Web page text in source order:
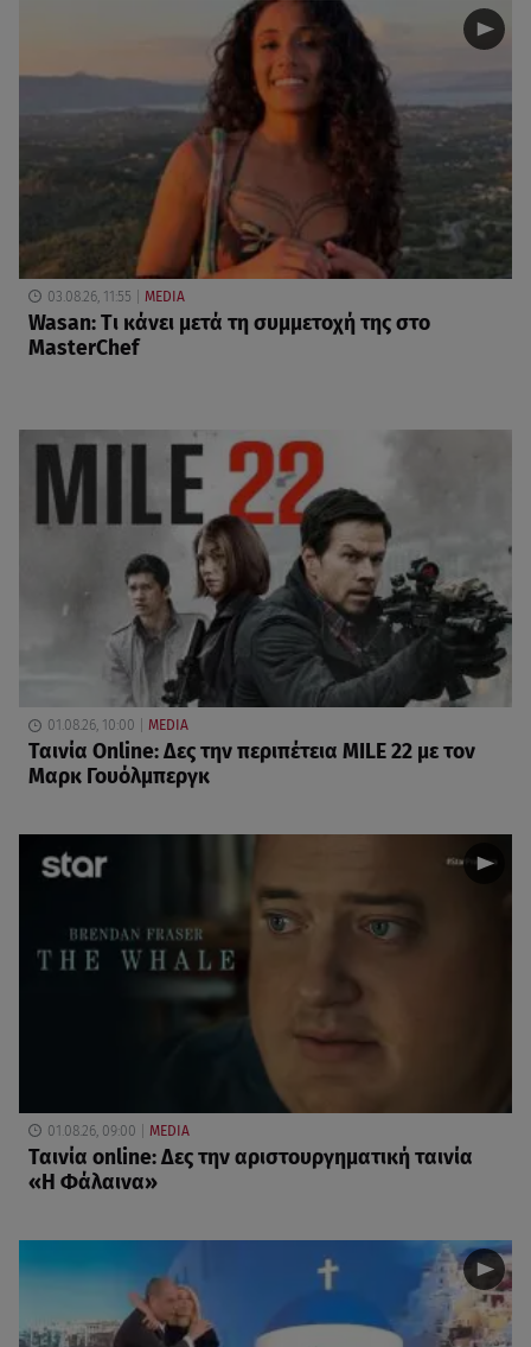
03.08.26, 11:55 MEDIA
Wasan: Tι κάνει μετά τη συμμετοχή της στο
MasterChef
01.08.26, 10:00 MEDIA
Ταινία Online: Δες την περιπέτεια MILE 22 με τον
Μαρκ Γουόλμπεργκ
01.08.26, 09:00 MEDIA
Ταινία online: Δες την αριστουργηματική ταινία
«Η Φάλαινα»